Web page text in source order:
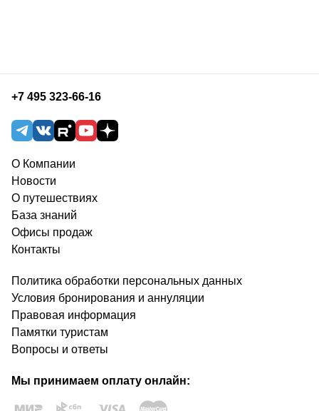
+7 495 323-66-16
О Компании
Новости
О путешествиях
База знаний
Офисы продаж
Контакты
Политика обработки персональных данных
Условия бронирования и аннуляции
Правовая информация
Памятки туристам
Вопросы и ответы
Мы принимаем оплату онлайн: